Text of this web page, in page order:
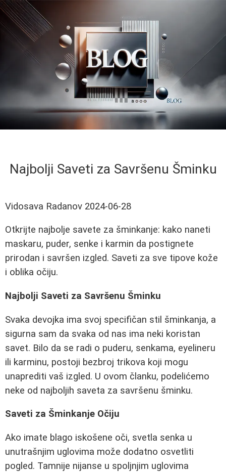
Najbolji Saveti za Savršenu Šminku
Vidosava Radanov 2024-06-28
Otkrijte najbolje savete za šminkanje: kako naneti
maskaru, puder, senke i karmin da postignete
prirodan i savršen izgled. Saveti za sve tipove kože
i oblika očiju.
Najbolji Saveti za Savršenu Šminku
Svaka devojka ima svoj specifičan stil šminkanja, a
sigurna sam da svaka od nas ima neki koristan
savet. Bilo da se radi o puderu, senkama, eyelineru
ili karminu, postoji bezbroj trikova koji mogu
unaprediti vaš izgled. U ovom članku, podelićemo
neke od najboljih saveta za savršenu šminku.
Saveti za Šminkanje Očiju
Ako imate blago iskošene oči, svetla senka u
unutrašnjim uglovima može dodatno osvetliti
pogled. Tamnije nijanse u spoljnjim uglovima